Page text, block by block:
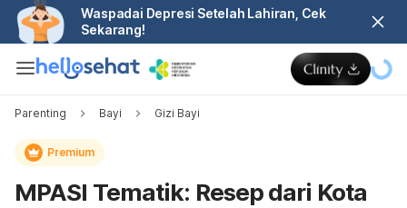
Waspadai Depresi Setelah Lahiran, Cek
Sekarang!
Parenting Bayi Gizi Bayi
Premium
MPASI Tematik: Resep dari Kota